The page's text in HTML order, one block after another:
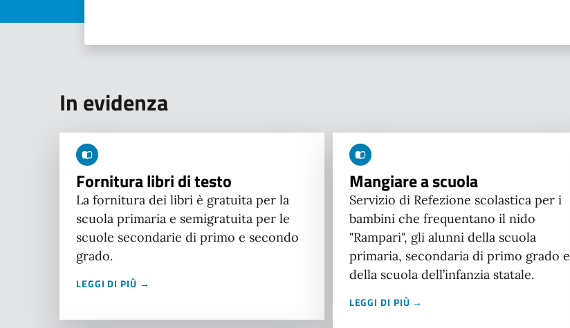
In evidenza
Fornitura libri di testo
La fornitura dei libri è gratuita per la
scuola primaria e semigratuita per le
scuole secondarie di primo e secondo
grado.
LEGGI DI PIÙ →
Mangiare a scuola
Servizio di Refezione scolastica per i
bambini che frequentano il nido
"Rampari", gli alunni della scuola
primaria, secondaria di primo grado e
della scuola dell’infanzia statale.
LEGGI DI PIÙ →